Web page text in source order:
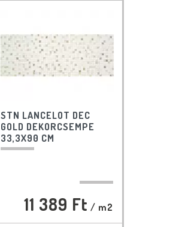
STN LANCELOT DEC
GOLD DEKORCSEMPE
33,3X90 CM
11 389 Ft / m2